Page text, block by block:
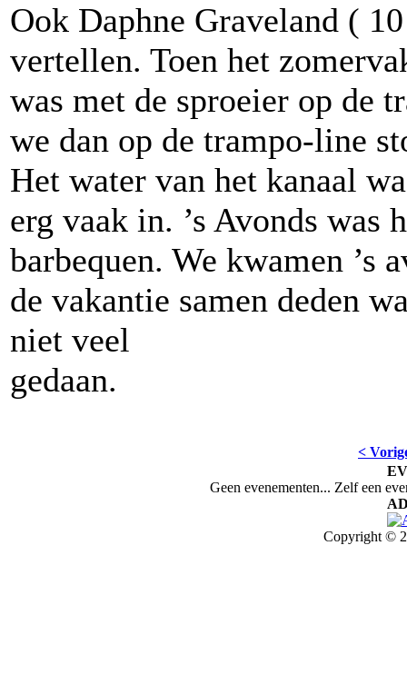
Ook Daphne Graveland (
vertellen. Toen het
was met de sproeier op de
we dan op de trampo-line
Het water van het kanaal
erg vaak in. ’s Avonds
barbequen. We kwamen ’s
de vakantie samen deden
niet veel
<
Geen evenementen... Zelf een
Copyright ©